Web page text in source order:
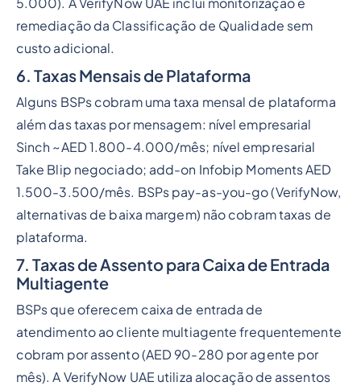
5.000). A VerifyNow UAE inclui monitorização e
remediação da Classificação de Qualidade sem
custo adicional.
6. Taxas Mensais de Plataforma
Alguns BSPs cobram uma taxa mensal de plataforma
além das taxas por mensagem: nível empresarial
Sinch ~AED 1.800-4.000/mês; nível empresarial
Take Blip negociado; add-on Infobip Moments AED
1.500-3.500/mês. BSPs pay-as-you-go (VerifyNow,
alternativas de baixa margem) não cobram taxas de
plataforma.
7. Taxas de Assento para Caixa de Entrada
Multiagente
BSPs que oferecem caixa de entrada de
atendimento ao cliente multiagente frequentemente
cobram por assento (AED 90-280 por agente por
mês). A VerifyNow UAE utiliza alocação de assentos